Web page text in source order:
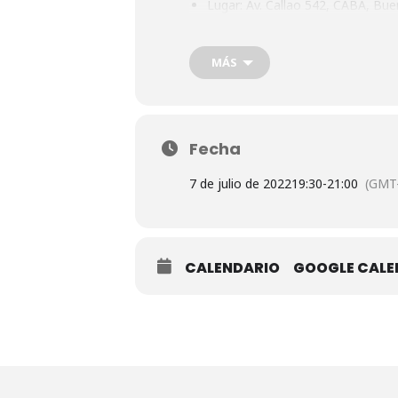
Lugar: Av. Callao 542, CABA,
Requiere inscripción previa.
MÁS
Fecha
7 de julio de 202219:30-21:00
CALENDARIO GOOGLE